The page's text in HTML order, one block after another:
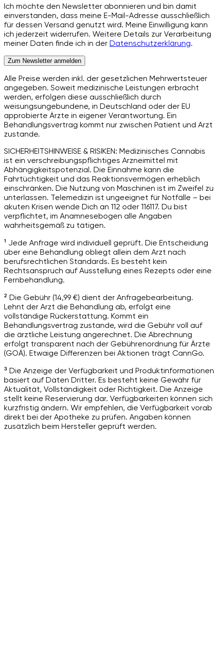
Ich möchte den Newsletter abonnieren und bin damit
einverstanden, dass meine E-Mail-Adresse ausschließlich
für dessen Versand genutzt wird. Meine Einwilligung kann
ich jederzeit widerrufen. Weitere Details zur Verarbeitung
meiner Daten finde ich in der Datenschutzerklärung.
Zum Newsletter anmelden
Alle Preise werden inkl. der gesetzlichen Mehrwertsteuer
angegeben. Soweit medizinische Leistungen erbracht
werden, erfolgen diese ausschließlich durch
weisungsungebundene, in Deutschland oder der EU
approbierte Ärzte in eigener Verantwortung. Ein
Behandlungsvertrag kommt nur zwischen Patient und Arzt
zustande.
SICHERHEITSHINWEISE & RISIKEN: Medizinisches Cannabis
ist ein verschreibungspflichtiges Arzneimittel mit
Abhängigkeitspotenzial. Die Einnahme kann die
Fahrtüchtigkeit und das Reaktionsvermögen erheblich
einschränken. Die Nutzung von Maschinen ist im Zweifel zu
unterlassen. Telemedizin ist ungeeignet für Notfälle – bei
akuten Krisen wende Dich an 112 oder 116117. Du bist
verpflichtet, im Anamnesebogen alle Angaben
wahrheitsgemäß zu tätigen.
¹ Jede Anfrage wird individuell geprüft. Die Entscheidung
über eine Behandlung obliegt allein dem Arzt nach
berufsrechtlichen Standards. Es besteht kein
Rechtsanspruch auf Ausstellung eines Rezepts oder eine
Fernbehandlung.
² Die Gebühr (14,99 €) dient der Anfragebearbeitung.
Lehnt der Arzt die Behandlung ab, erfolgt eine
vollständige Rückerstattung. Kommt ein
Behandlungsvertrag zustande, wird die Gebühr voll auf
die ärztliche Leistung angerechnet. Die Abrechnung
erfolgt transparent nach der Gebührenordnung für Ärzte
(GOÄ). Etwaige Differenzen bei Aktionen trägt CannGo.
³ Die Anzeige der Verfügbarkeit und Produktinformationen
basiert auf Daten Dritter. Es besteht keine Gewähr für
Aktualität, Vollständigkeit oder Richtigkeit. Die Anzeige
stellt keine Reservierung dar. Verfügbarkeiten können sich
kurzfristig ändern. Wir empfehlen, die Verfügbarkeit vorab
direkt bei der Apotheke zu prüfen. Angaben können
zusätzlich beim Hersteller geprüft werden.